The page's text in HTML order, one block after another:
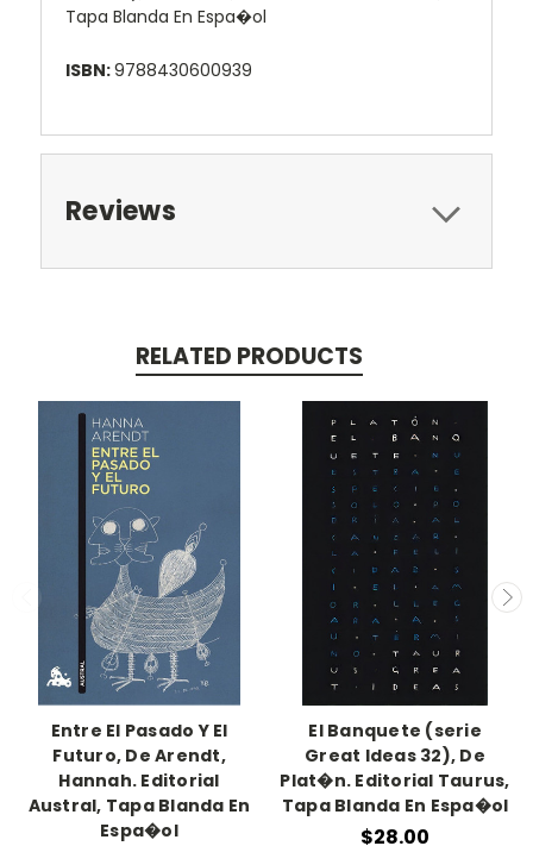
Tapa Blanda En Espa�ol
ISBN:9788430600939
Reviews
RELATED PRODUCTS
Entre El Pasado Y El
Futuro, De Arendt,
Hannah. Editorial
Austral, Tapa Blanda En
Espa�ol
El Banquete (serie
Great Ideas 32), De
Plat�n. Editorial Taurus,
Tapa Blanda En Espa�ol
$28.00